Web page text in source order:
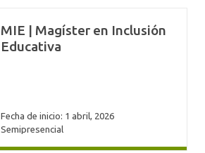
MIE | Magíster en Inclusión
Educativa
Fecha de inicio: 1 abril, 2026
Semipresencial